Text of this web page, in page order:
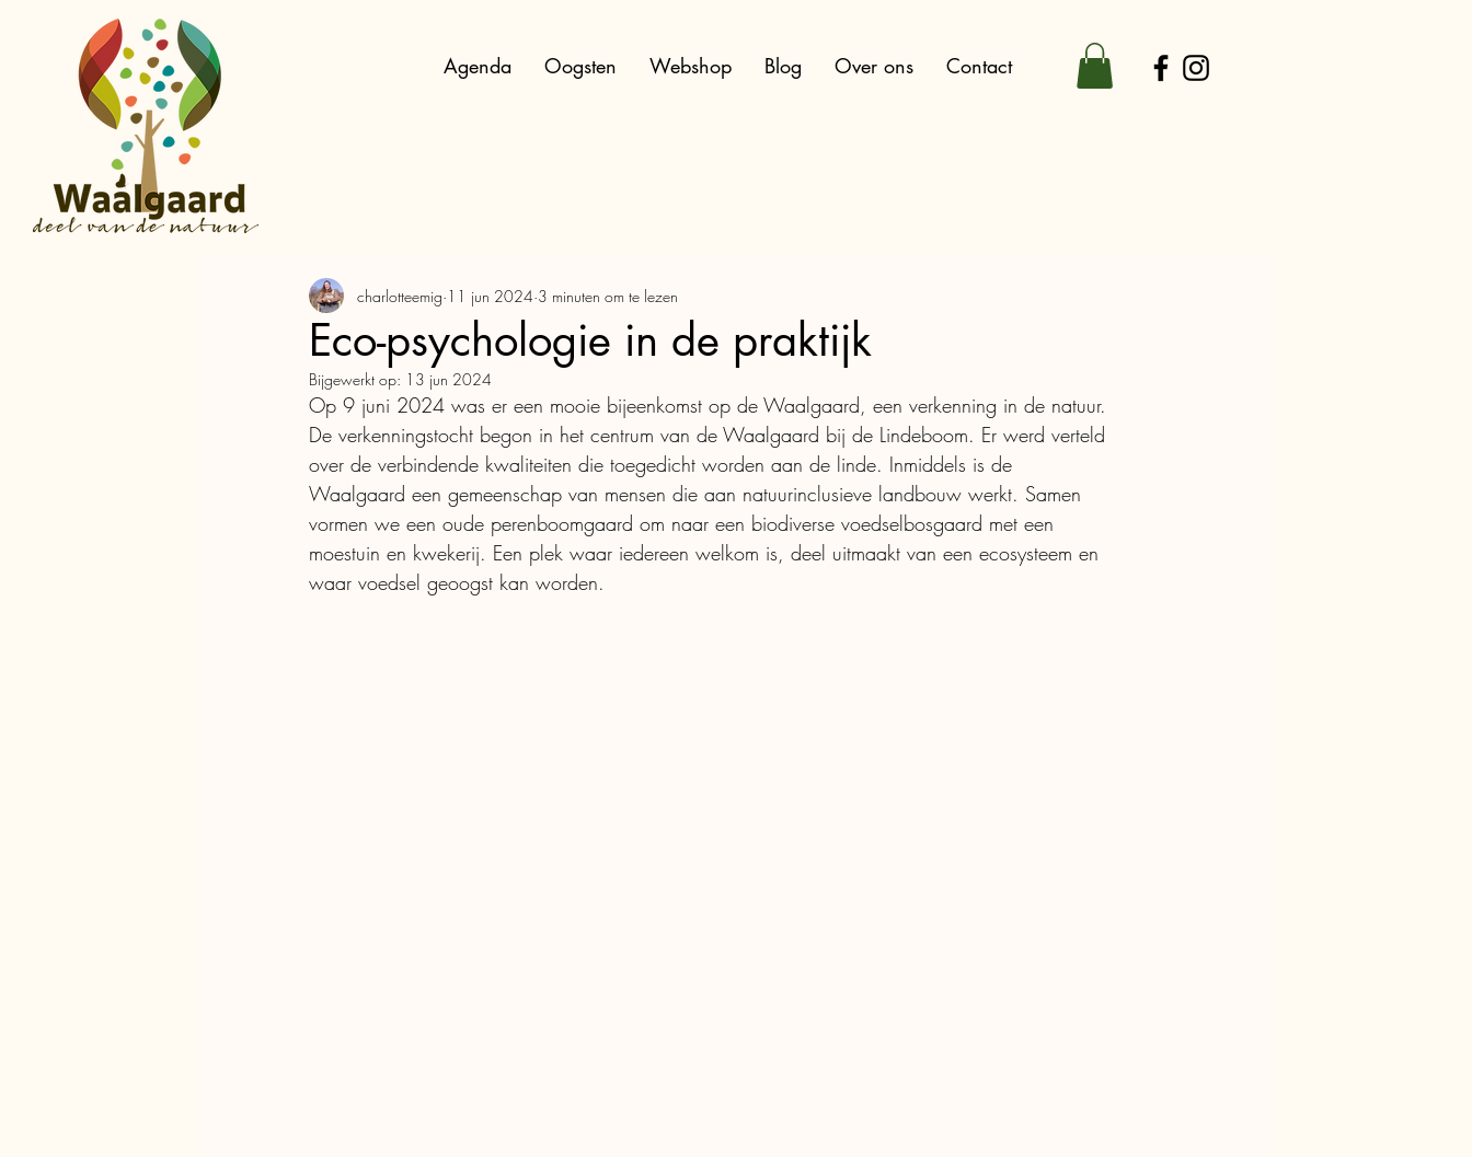
Agenda Oogsten Webshop Blog Over ons Contact
Eco-psychologie in de praktijk
charlotteemig 11 jun 2024 3 minuten om te lezen
Bijgewerkt op: 13 jun 2024
Op 9 juni 2024 was er een mooie bijeenkomst op de Waalgaard, een verkenning in de natuur.
De verkenningstocht begon in het centrum van de Waalgaard bij de Lindeboom. Er werd verteld
over de verbindende kwaliteiten die toegedicht worden aan de linde. Inmiddels is de
Waalgaard een gemeenschap van mensen die aan natuurinclusieve landbouw werkt. Samen
vormen we een oude perenboomgaard om naar een biodiverse voedselbosgaard met een
moestuin en kwekerij. Een plek waar iedereen welkom is, deel uitmaakt van een ecosysteem en
waar voedsel geoogst kan worden.